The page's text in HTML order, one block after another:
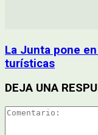
La Junta pone
turísticas
DEJA UNA